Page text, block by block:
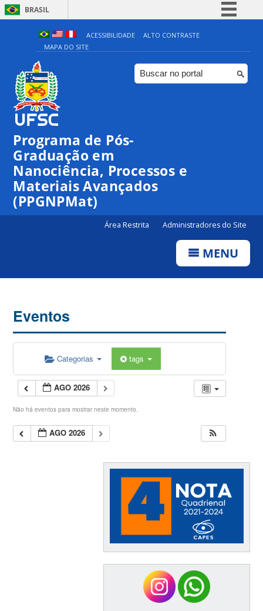
BRASIL
Simplifique!
Comunica BR
Participe
ACESSIBILIDADE
ALTO CONTRASTE
MAPA DO SITE
Programa de Pós-
Graduação em
Nanociência, Processos e
Materiais Avançados
(PPGNPMat)
Área Restrita Administradores do Site
MENU
Eventos
Categorias tags
AGO 2026
Não há eventos para mostrar neste momento.
AGO 2026